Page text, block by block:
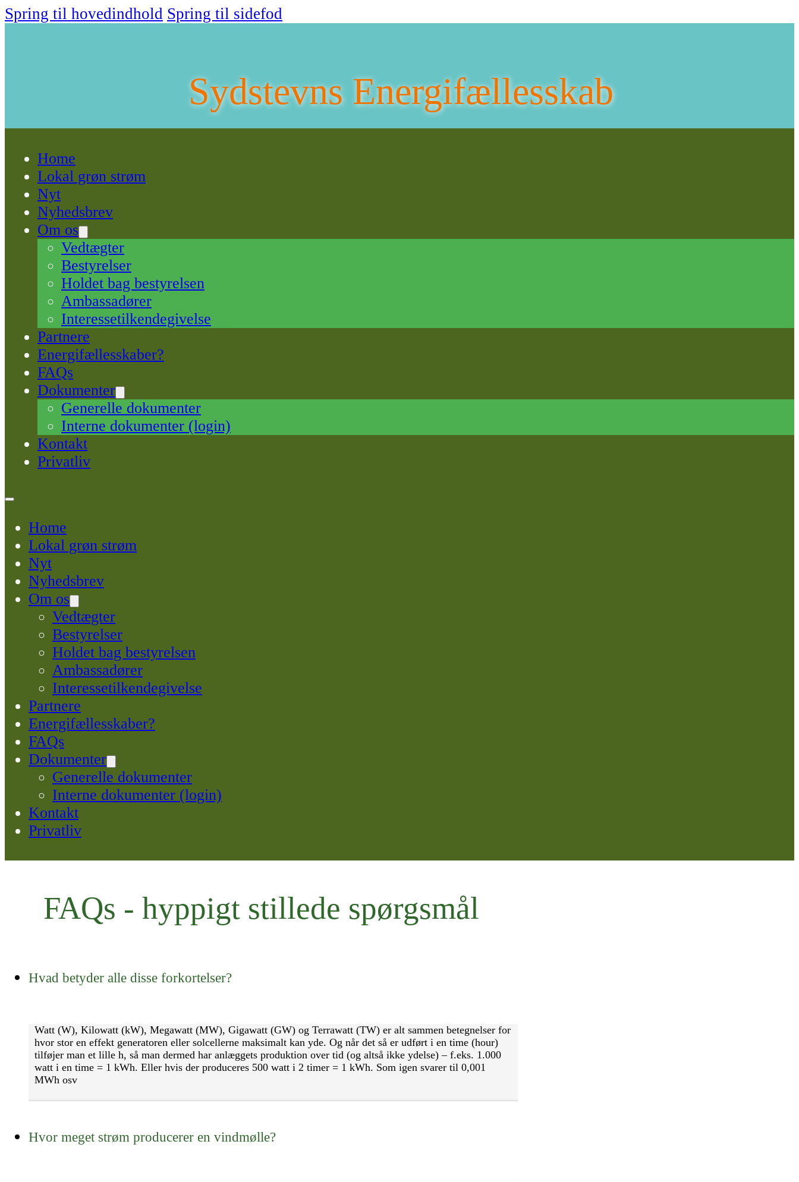
Spring til hovedindhold Spring til sidefod
Sydstevns Energifællesskab
Home
Lokal grøn strøm
Nyt
Nyhedsbrev
Om os
Vedtægter
Bestyrelser
Holdet bag bestyrelsen
Ambassadører
Interessetilkendegivelse
Partnere
Energifællesskaber?
FAQs
Dokumenter
Generelle dokumenter
Interne dokumenter (login)
Kontakt
Privatliv
Home
Lokal grøn strøm
Nyt
Nyhedsbrev
Om os
Vedtægter
Bestyrelser
Holdet bag bestyrelsen
Ambassadører
Interessetilkendegivelse
Partnere
Energifællesskaber?
FAQs
Dokumenter
Generelle dokumenter
Interne dokumenter (login)
Kontakt
Privatliv
FAQs - hyppigt stillede spørgsmål
Hvad betyder alle disse forkortelser?
Watt (W), Kilowatt (kW), Megawatt (MW), Gigawatt (GW) og Terrawatt (TW) er alt sammen betegnelser for
hvor stor en effekt generatoren eller solcellerne maksimalt kan yde. Og når det så er udført i en time (hour)
tilføjer man et lille h, så man dermed har anlæggets produktion over tid (og altså ikke ydelse) – f.eks. 1.000
watt i en time = 1 kWh. Eller hvis der produceres 500 watt i 2 timer = 1 kWh. Som igen svarer til 0,001
MWh osv
Hvor meget strøm producerer en vindmølle?